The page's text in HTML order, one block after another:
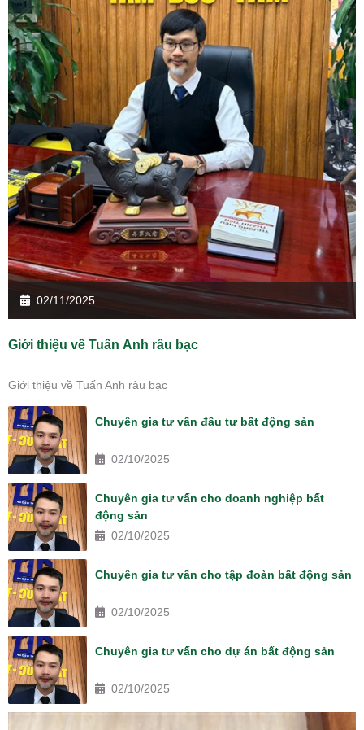
02/11/2025
Giới thiệu về Tuấn Anh râu bạc
Giới thiệu về Tuấn Anh râu bạc
Chuyên gia tư vấn đầu tư bất động sản
02/10/2025
Chuyên gia tư vấn cho doanh nghiệp bất
động sản
02/10/2025
Chuyên gia tư vấn cho tập đoàn bất động sản
02/10/2025
Chuyên gia tư vấn cho dự án bất động sản
02/10/2025